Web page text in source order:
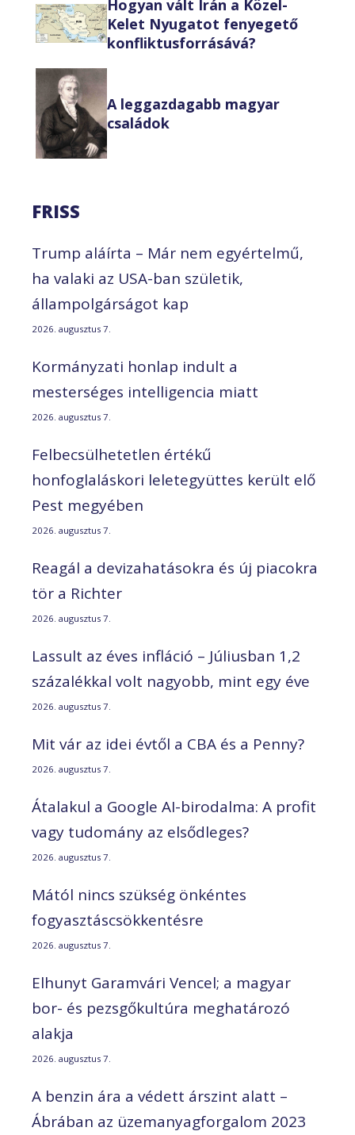
Hogyan vált Irán a Közel-
Kelet Nyugatot fenyegető
konfliktusforrásává?
A leggazdagabb magyar
családok
FRISS
Trump aláírta – Már nem egyértelmű,
ha valaki az USA-ban születik,
állampolgárságot kap
2026. augusztus 7.
Kormányzati honlap indult a
mesterséges intelligencia miatt
2026. augusztus 7.
Felbecsülhetetlen értékű
honfoglaláskori leletegyüttes került elő
Pest megyében
2026. augusztus 7.
Reagál a devizahatásokra és új piacokra
tör a Richter
2026. augusztus 7.
Lassult az éves infláció – Júliusban 1,2
százalékkal volt nagyobb, mint egy éve
2026. augusztus 7.
Mit vár az idei évtől a CBA és a Penny?
2026. augusztus 7.
Átalakul a Google AI-birodalma: A profit
vagy tudomány az elsődleges?
2026. augusztus 7.
Mától nincs szükség önkéntes
fogyasztáscsökkentésre
2026. augusztus 7.
Elhunyt Garamvári Vencel; a magyar
bor- és pezsgőkultúra meghatározó
alakja
2026. augusztus 7.
A benzin ára a védett árszint alatt –
Ábrában az üzemanyagforgalom 2023